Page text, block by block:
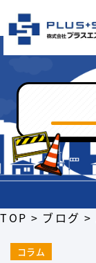
TOP ブログ
コラム